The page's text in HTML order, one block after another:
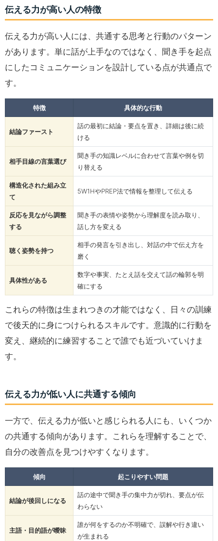
伝える力が高い人の特徴
伝える力が高い人には、共通する思考と行動のパターン
があります。単に話が上手なのではなく、聞き手を起点
にしたコミュニケーションを設計している点が共通点で
す。
特徴 具体的な行動
結論ファースト
話の最初に結論・要点を置き、詳細は後に続
ける
相手目線の言葉選び
聞き手の知識レベルに合わせて言葉や例を切
り替える
構造化された組み立
て
5W1HやPREP法で情報を整理して伝える
反応を見ながら調整
する
聞き手の表情や姿勢から理解度を読み取り、
話し方を変える
聴く姿勢を持つ
相手の発言を引き出し、対話の中で伝え方を
磨く
具体性がある
数字や事実、たとえ話を交えて話の輪郭を明
確にする
これらの特徴は生まれつきの才能ではなく、日々の訓練
で後天的に身につけられるスキルです。意識的に行動を
変え、継続的に練習することで誰でも近づいていけま
す。
伝える力が低い人に共通する傾向
一方で、伝える力が低いと感じられる人にも、いくつか
の共通する傾向があります。これらを理解することで、
自分の改善点を見つけやすくなります。
傾向 起こりやすい問題
結論が後回しになる
話の途中で聞き手の集中力が切れ、要点が伝
わらない
主語・目的語が曖昧
誰が何をするのか不明確で、誤解や行き違い
が生まれる